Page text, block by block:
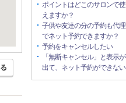
ポイントはどこのサロンで使
えますか？
子供や友達の分の予約も代理
でネット予約できますか？
予約をキャンセルしたい
「無断キャンセル」と表示が
出て、ネット予約ができない